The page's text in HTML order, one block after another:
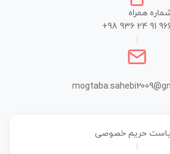
همراه
+98 936 24 91
حریم خصوصی